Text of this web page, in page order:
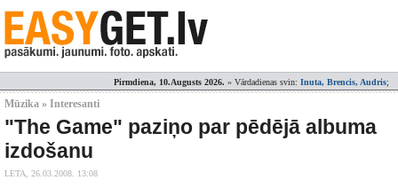
Pirmdiena, 10.Augusts 2026. » Vārdadienas svin: Inuta, Brencis, Audris;
Mūzika » Interesanti
"The Game" paziņo par pēdējā albuma
izdošanu
LETA, 26.03.2008. 13:08